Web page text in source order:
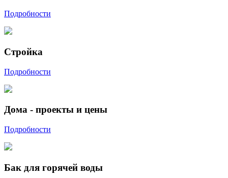
Подробности
Стройка
Подробности
Дома - проекты и цены
Подробности
Бак для горячей воды